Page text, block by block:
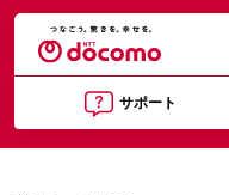
サポート